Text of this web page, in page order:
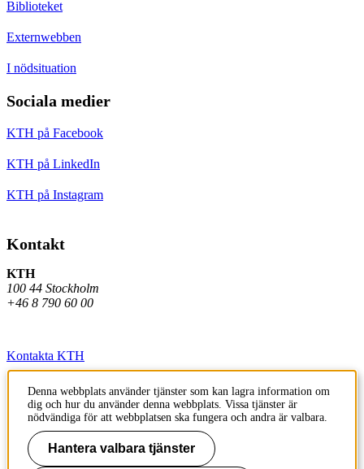
Biblioteket
Externwebben
I nödsituation
Sociala medier
KTH på Facebook
KTH på LinkedIn
KTH på Instagram
Kontakt
KTH
100 44 Stockholm
+46 8 790 60 00
Kontakta KTH
Jobba på KTH
Press och media
Faktura och betalning KTH
Denna webbplats använder tjänster som kan lagra information om
dig och hur du använder denna webbplats. Vissa tjänster är
nödvändiga för att webbplatsen ska fungera och andra är valbara.
Hantera valbara tjänster